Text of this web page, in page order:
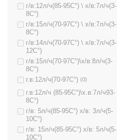
г/в:12л/ч(85-95C°) \ х/в:7л/ч(3-
8C°)
г/в:15л/ч(70-97C°) \ х/в:7л/ч(3-
8C°)
г/в:14л/ч(70-97C°) \ х/в:7л/ч(3-
12C°)
г/в:15л/ч(70-97C°)\х/в:8л/ч(3-
8C°)
г.в:12л/ч(70-97C°) (0)
г.в:12л/ч (85-95C°)\х.в:7л/ч93-
8C°)
г/в: 5л/ч(85-95C°) х/в: 3л/ч(5-
10C°)
г/в: 15л/ч(85-95C°) х/в: 5л/ч(5-
10C°)